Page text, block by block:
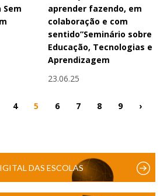
Sem
aprender fazendo, em
colaboração e com
sentido”Seminário sobre
Educação, Tecnologias e
Aprendizagem
23.06.25
4 5 6 7 8 9 ›
DAS ESCOLAS